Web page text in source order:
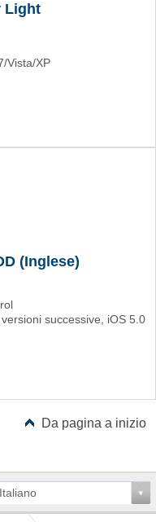
Light
Vista/XP
(Inglese)
successive, iOS 5.0
Da pagina a inizio
Italiano